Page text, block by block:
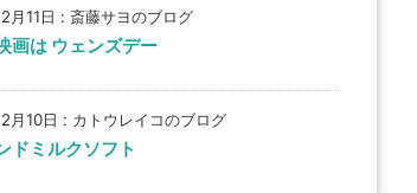
月11日 : 斎藤サヨのブログ
画は ウェンズデー
月10日 : カトウレイコのブログ
ドミルクソフト